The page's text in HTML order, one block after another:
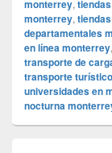
monterrey,
monterrey,
departamentales
en línea monterrey,
transporte de
transporte
universidades en
nocturna